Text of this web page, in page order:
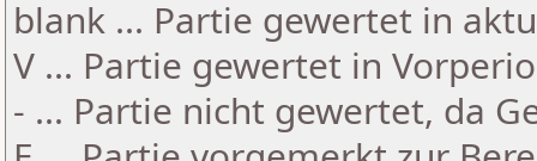
blank ... Partie gewertet in
V ... Partie gewertet in
- ... Partie nicht gewertet, da